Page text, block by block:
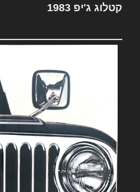
קטלוג ג'יפ 1983